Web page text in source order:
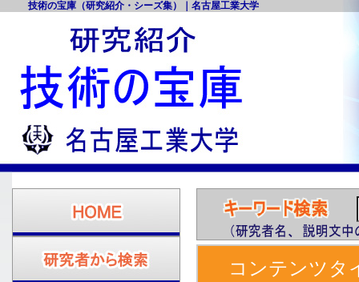
技術の宝庫（研究紹介・シーズ集）｜名古屋工業大学
コンテンツタ